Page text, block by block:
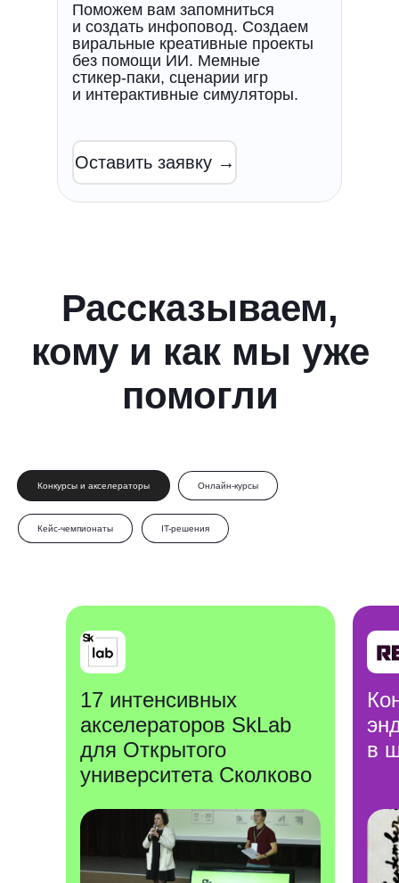
Поможем вам запомниться
и создать инфоповод. Создаем
виральные креативные проекты
без помощи ИИ. Мемные
стикер-паки, сценарии игр
и интерактивные симуляторы.
Оставить заявку →
Конкурсы и акселераторы Онлайн-курсы
Кейс-чемпионаты IT-решения
в
17 интенсивных
акселераторов SkLab
для Открытого
университета Сколково